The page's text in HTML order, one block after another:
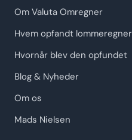
Om Valuta Omregner
Hvem opfandt lommeregner
Hvornår blev den opfundet
Blog & Nyheder
Om os
Mads Nielsen